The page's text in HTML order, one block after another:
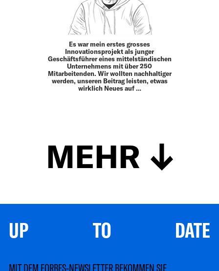
Es war mein erstes grosses
Innovationsprojekt als junger
Geschäftsführer eines mittelständischen
Unternehmens mit über 250
Mitarbeitenden. Wir wollten nachhaltiger
werden, unseren Beitrag leisten, etwas
wirklich Neues auf …
MEHR
UP TO DATE
MIT DEM FORBES-NEWSLETTER BEKOMMEN SIE